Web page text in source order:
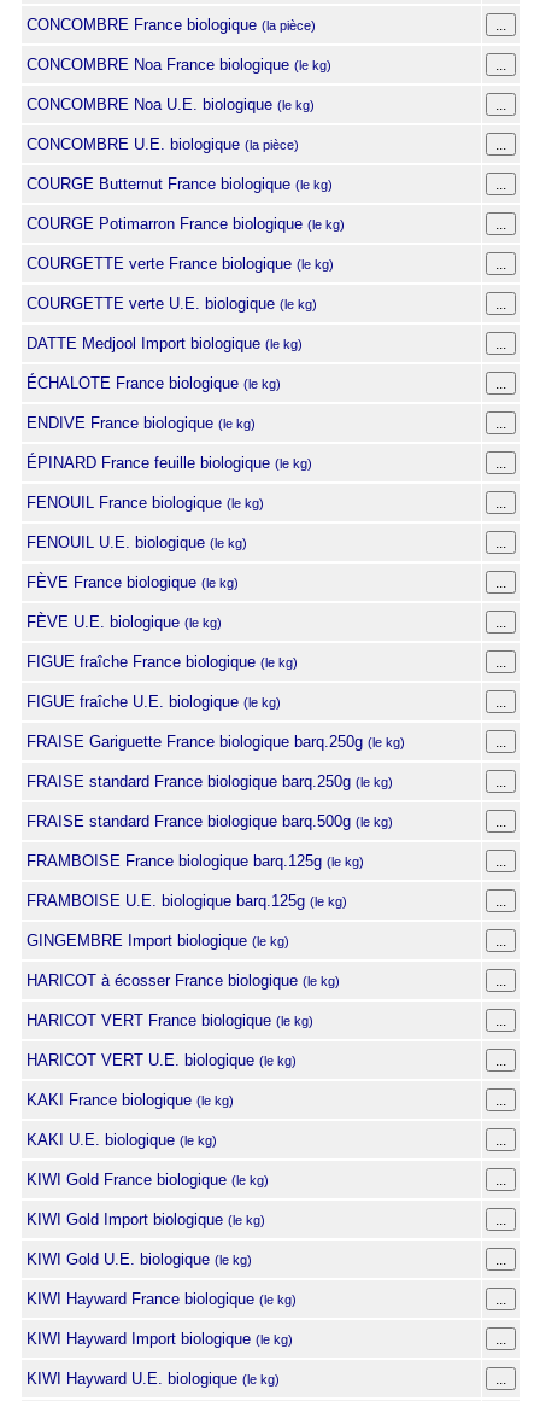
CONCOMBRE France biologique (la pièce)
CONCOMBRE Noa France biologique (le kg)
CONCOMBRE Noa U.E. biologique (le kg)
CONCOMBRE U.E. biologique (la pièce)
COURGE Butternut France biologique (le kg)
COURGE Potimarron France biologique (le kg)
COURGETTE verte France biologique (le kg)
COURGETTE verte U.E. biologique (le kg)
DATTE Medjool Import biologique (le kg)
ÉCHALOTE France biologique (le kg)
ENDIVE France biologique (le kg)
ÉPINARD France feuille biologique (le kg)
FENOUIL France biologique (le kg)
FENOUIL U.E. biologique (le kg)
FÈVE France biologique (le kg)
FÈVE U.E. biologique (le kg)
FIGUE fraîche France biologique (le kg)
FIGUE fraîche U.E. biologique (le kg)
FRAISE Gariguette France biologique barq.250g (le kg)
FRAISE standard France biologique barq.250g (le kg)
FRAISE standard France biologique barq.500g (le kg)
FRAMBOISE France biologique barq.125g (le kg)
FRAMBOISE U.E. biologique barq.125g (le kg)
GINGEMBRE Import biologique (le kg)
HARICOT à écosser France biologique (le kg)
HARICOT VERT France biologique (le kg)
HARICOT VERT U.E. biologique (le kg)
KAKI France biologique (le kg)
KAKI U.E. biologique (le kg)
KIWI Gold France biologique (le kg)
KIWI Gold Import biologique (le kg)
KIWI Gold U.E. biologique (le kg)
KIWI Hayward France biologique (le kg)
KIWI Hayward Import biologique (le kg)
KIWI Hayward U.E. biologique (le kg)